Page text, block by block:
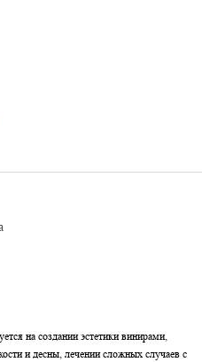
на создании эстетики винирами,
и десны, лечении сложных случаев с